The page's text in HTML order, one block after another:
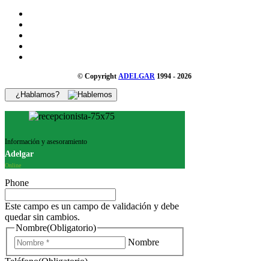
© Copyright ADELGAR 1994 - 2026
¿Hablamos?
Información y asesoramiento
Adelgar
Online
Phone
Este campo es un campo de validación y debe
quedar sin cambios.
Nombre(Obligatorio)
Nombre